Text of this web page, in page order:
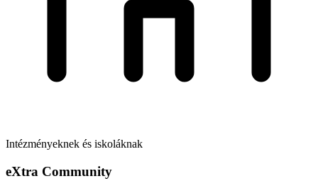
Intézményeknek és iskoláknak
eXtra Community